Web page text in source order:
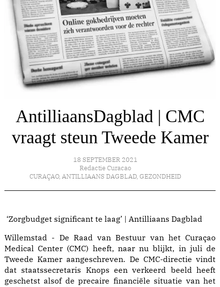
AntilliaansDagblad | CMC
vraagt steun Tweede Kamer
18 SEPTEMBER 2021
Redactie Curacao
CURAÇAO, ANTILLIAANS DAGBLAD, GEZONDHEID
‘Zorgbudget significant te laag’ | Antilliaans Dagblad
Willemstad - De Raad van Bestuur van het Curaçao
Medical Center (CMC) heeft, naar nu blijkt, in juli de
Tweede Kamer aangeschreven. De CMC-directie vindt
dat staatssecretaris Knops een verkeerd beeld heeft
geschetst alsof de precaire financiële situatie van het